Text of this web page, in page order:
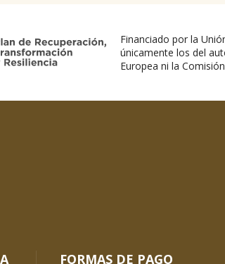
Financiado por la
únicamente los del
Europea ni la
FORMAS DE PAGO